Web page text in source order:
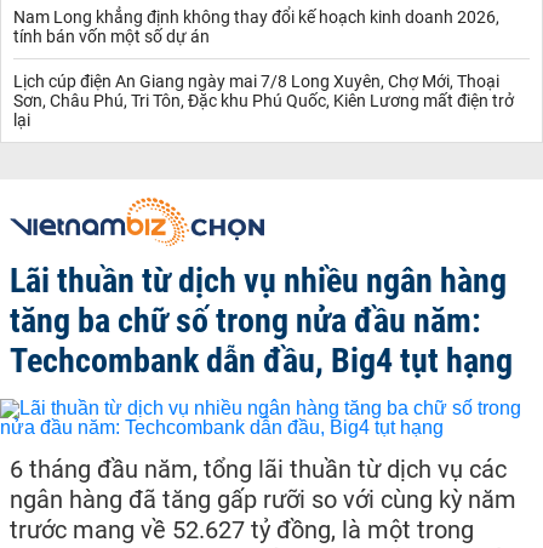
Nam Long khẳng định không thay đổi kế hoạch kinh doanh 2026,
tính bán vốn một số dự án
Lịch cúp điện An Giang ngày mai 7/8 Long Xuyên, Chợ Mới, Thoại
Sơn, Châu Phú, Tri Tôn, Đặc khu Phú Quốc, Kiên Lương mất điện trở
lại
Lãi thuần từ dịch vụ nhiều ngân hàng
tăng ba chữ số trong nửa đầu năm:
Techcombank dẫn đầu, Big4 tụt hạng
6 tháng đầu năm, tổng lãi thuần từ dịch vụ các
ngân hàng đã tăng gấp rưỡi so với cùng kỳ năm
trước mang về 52.627 tỷ đồng, là một trong